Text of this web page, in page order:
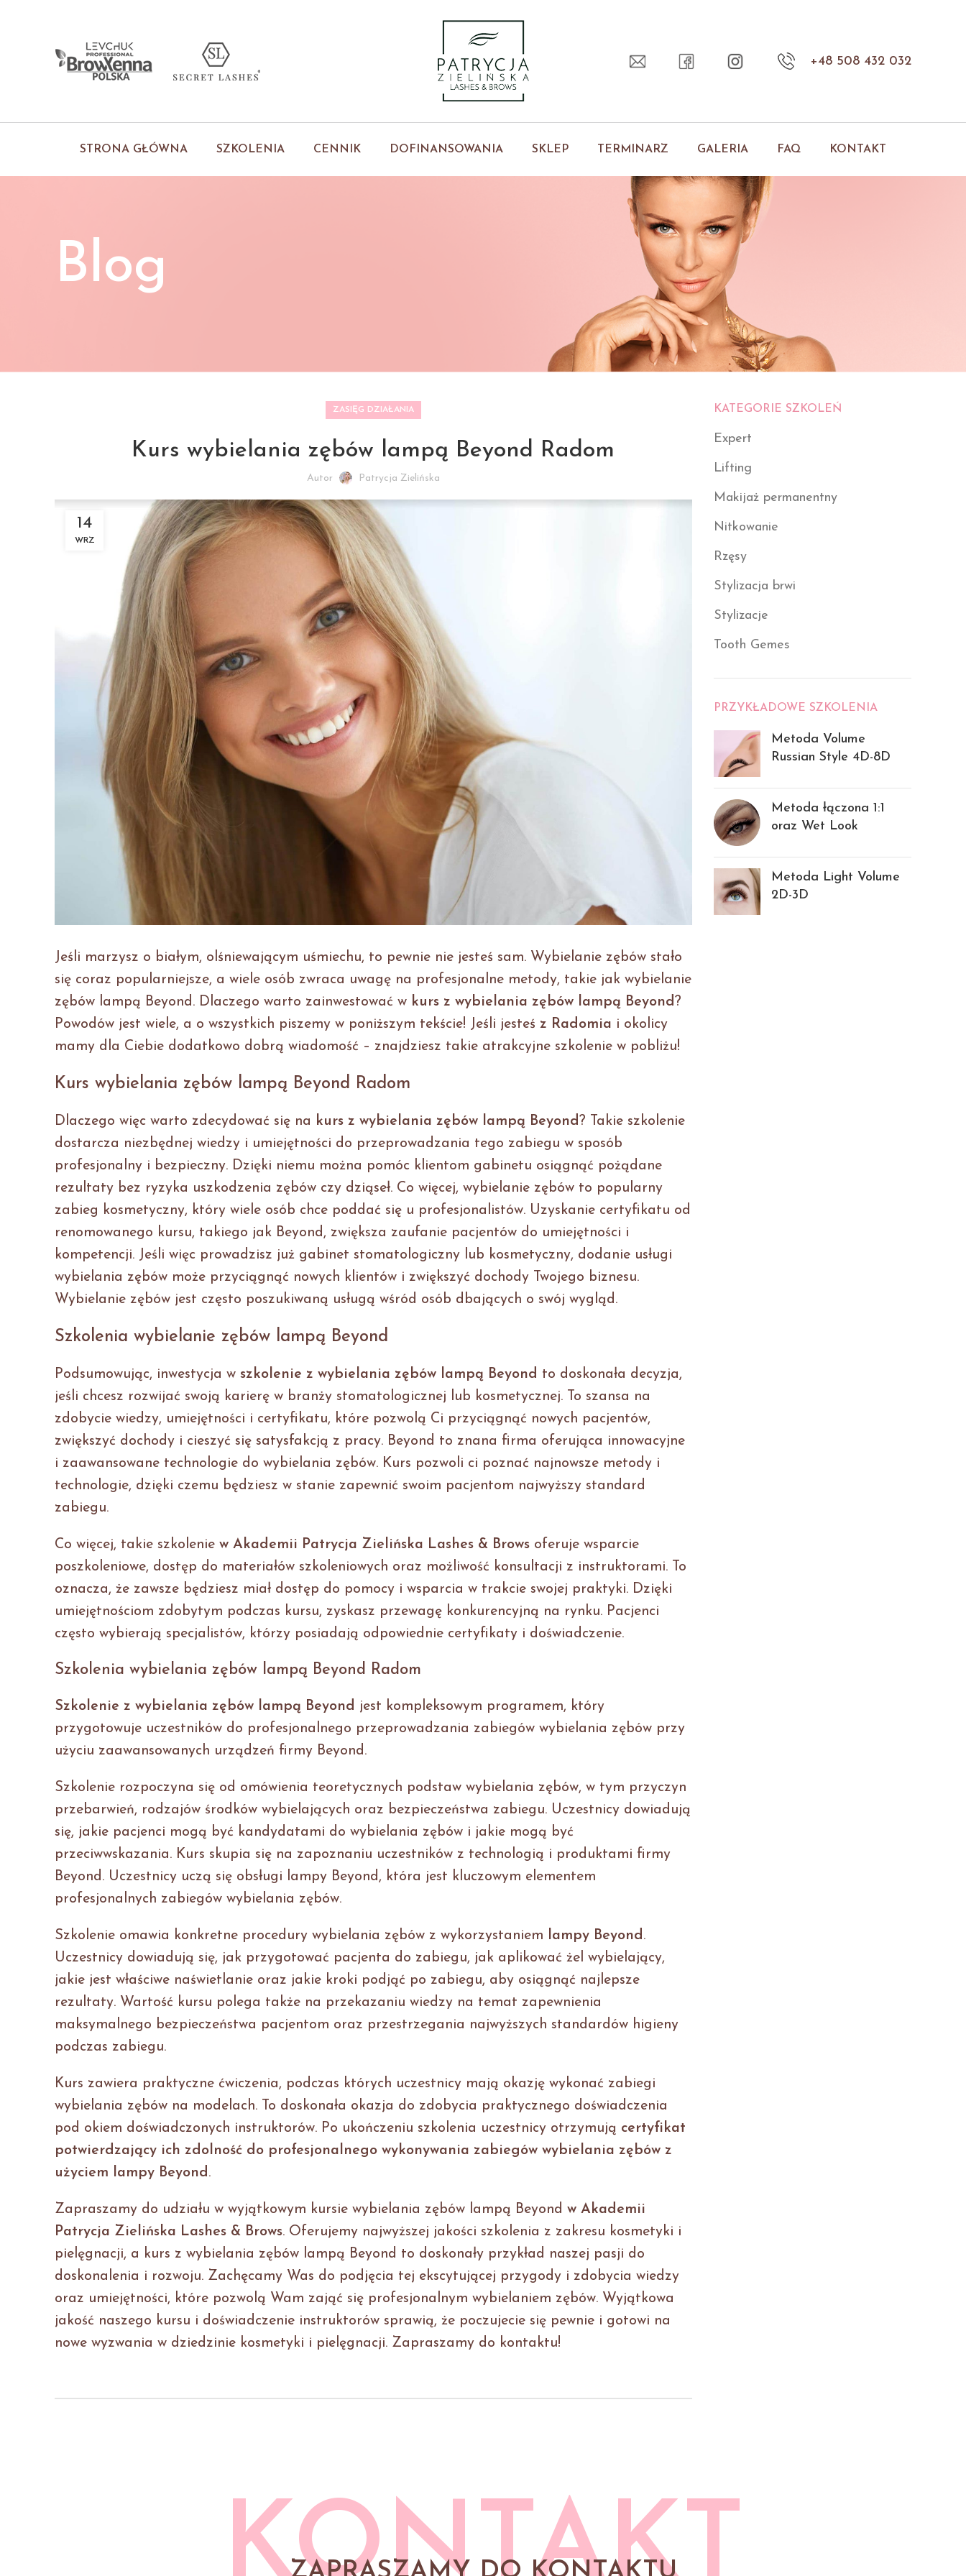
+48 508 432 032
STRONA GŁÓWNA SZKOLENIA CENNIK DOFINANSOWANIA SKLEP TERMINARZ GALERIA FAQ KONTAKT
Blog
ZASIĘG DZIAŁANIA
Kurs wybielania zębów lampą Beyond Radom
Autor Patrycja Zielińska
14
WRZ
Jeśli marzysz o białym, olśniewającym uśmiechu, to pewnie nie jesteś sam. Wybielanie zębów stało
się coraz popularniejsze, a wiele osób zwraca uwagę na profesjonalne metody, takie jak wybielanie
zębów lampą Beyond. Dlaczego warto zainwestować w kurs z wybielania zębów lampą Beyond?
Powodów jest wiele, a o wszystkich piszemy w poniższym tekście! Jeśli jesteś z Radomia i okolicy
mamy dla Ciebie dodatkowo dobrą wiadomość – znajdziesz takie atrakcyjne szkolenie w pobliżu!
Kurs wybielania zębów lampą Beyond Radom
Dlaczego więc warto zdecydować się na kurs z wybielania zębów lampą Beyond? Takie szkolenie
dostarcza niezbędnej wiedzy i umiejętności do przeprowadzania tego zabiegu w sposób
profesjonalny i bezpieczny. Dzięki niemu można pomóc klientom gabinetu osiągnąć pożądane
rezultaty bez ryzyka uszkodzenia zębów czy dziąseł. Co więcej, wybielanie zębów to popularny
zabieg kosmetyczny, który wiele osób chce poddać się u profesjonalistów. Uzyskanie certyfikatu od
renomowanego kursu, takiego jak Beyond, zwiększa zaufanie pacjentów do umiejętności i
kompetencji. Jeśli więc prowadzisz już gabinet stomatologiczny lub kosmetyczny, dodanie usługi
wybielania zębów może przyciągnąć nowych klientów i zwiększyć dochody Twojego biznesu.
Wybielanie zębów jest często poszukiwaną usługą wśród osób dbających o swój wygląd.
Szkolenia wybielanie zębów lampą Beyond
Podsumowując, inwestycja w szkolenie z wybielania zębów lampą Beyond to doskonała decyzja,
jeśli chcesz rozwijać swoją karierę w branży stomatologicznej lub kosmetycznej. To szansa na
zdobycie wiedzy, umiejętności i certyfikatu, które pozwolą Ci przyciągnąć nowych pacjentów,
zwiększyć dochody i cieszyć się satysfakcją z pracy. Beyond to znana firma oferująca innowacyjne
i zaawansowane technologie do wybielania zębów. Kurs pozwoli ci poznać najnowsze metody i
technologie, dzięki czemu będziesz w stanie zapewnić swoim pacjentom najwyższy standard
zabiegu.
Co więcej, takie szkolenie w Akademii Patrycja Zielińska Lashes & Brows oferuje wsparcie
poszkoleniowe, dostęp do materiałów szkoleniowych oraz możliwość konsultacji z instruktorami. To
oznacza, że zawsze będziesz miał dostęp do pomocy i wsparcia w trakcie swojej praktyki. Dzięki
umiejętnościom zdobytym podczas kursu, zyskasz przewagę konkurencyjną na rynku. Pacjenci
często wybierają specjalistów, którzy posiadają odpowiednie certyfikaty i doświadczenie.
Szkolenia wybielania zębów lampą Beyond Radom
Szkolenie z wybielania zębów lampą Beyond jest kompleksowym programem, który
przygotowuje uczestników do profesjonalnego przeprowadzania zabiegów wybielania zębów przy
użyciu zaawansowanych urządzeń firmy Beyond.
Szkolenie rozpoczyna się od omówienia teoretycznych podstaw wybielania zębów, w tym przyczyn
przebarwień, rodzajów środków wybielających oraz bezpieczeństwa zabiegu. Uczestnicy dowiadują
się, jakie pacjenci mogą być kandydatami do wybielania zębów i jakie mogą być
przeciwwskazania. Kurs skupia się na zapoznaniu uczestników z technologią i produktami firmy
Beyond. Uczestnicy uczą się obsługi lampy Beyond, która jest kluczowym elementem
profesjonalnych zabiegów wybielania zębów.
Szkolenie omawia konkretne procedury wybielania zębów z wykorzystaniem lampy Beyond.
Uczestnicy dowiadują się, jak przygotować pacjenta do zabiegu, jak aplikować żel wybielający,
jakie jest właściwe naświetlanie oraz jakie kroki podjąć po zabiegu, aby osiągnąć najlepsze
rezultaty. Wartość kursu polega także na przekazaniu wiedzy na temat zapewnienia
maksymalnego bezpieczeństwa pacjentom oraz przestrzegania najwyższych standardów higieny
podczas zabiegu.
Kurs zawiera praktyczne ćwiczenia, podczas których uczestnicy mają okazję wykonać zabiegi
wybielania zębów na modelach. To doskonała okazja do zdobycia praktycznego doświadczenia
pod okiem doświadczonych instruktorów. Po ukończeniu szkolenia uczestnicy otrzymują certyfikat
potwierdzający ich zdolność do profesjonalnego wykonywania zabiegów wybielania zębów z
użyciem lampy Beyond.
Zapraszamy do udziału w wyjątkowym kursie wybielania zębów lampą Beyond w Akademii
Patrycja Zielińska Lashes & Brows. Oferujemy najwyższej jakości szkolenia z zakresu kosmetyki i
pielęgnacji, a kurs z wybielania zębów lampą Beyond to doskonały przykład naszej pasji do
doskonalenia i rozwoju. Zachęcamy Was do podjęcia tej ekscytującej przygody i zdobycia wiedzy
oraz umiejętności, które pozwolą Wam zająć się profesjonalnym wybielaniem zębów. Wyjątkowa
jakość naszego kursu i doświadczenie instruktorów sprawią, że poczujecie się pewnie i gotowi na
nowe wyzwania w dziedzinie kosmetyki i pielęgnacji. Zapraszamy do kontaktu!
KATEGORIE SZKOLEŃ
Expert
Lifting
Makijaż permanentny
Nitkowanie
Rzęsy
Stylizacja brwi
Stylizacje
Tooth Gemes
PRZYKŁADOWE SZKOLENIA
Metoda Volume
Russian Style 4D-8D
Metoda łączona 1:1
oraz Wet Look
Metoda Light Volume
2D-3D
KONTAKT